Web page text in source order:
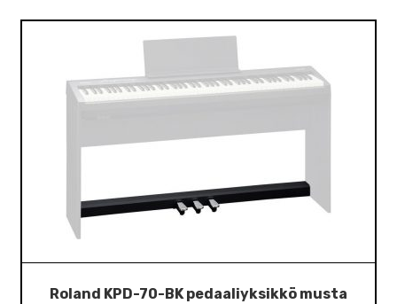
Roland KPD-70-BK pedaaliyksikkö musta